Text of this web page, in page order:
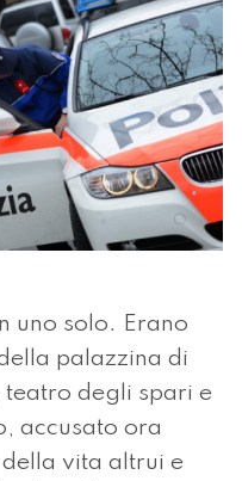
uno solo. Erano
palazzina di
degli spari e
accusato ora
vita altrui e